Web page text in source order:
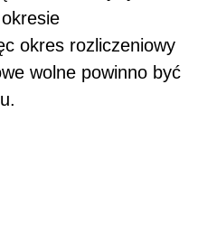
okres rozliczeniowy
wolne powinno być